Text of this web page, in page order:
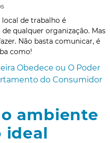
de trabalho é
qualquer organização. Mas
Não basta comunicar, é
como!
Obedece ou O Poder
do Consumidor
ambiente
ideal